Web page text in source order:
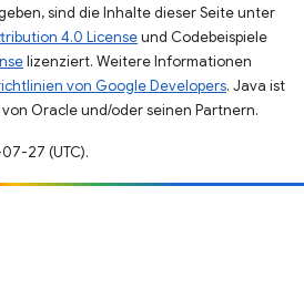
sind die Inhalte dieser Seite unter
4.0 Licenseund Codebeispiele
lizenziert. Weitere Informationen
von Google Developers. Java ist
Oracle und/oder seinen Partnern.
27 (UTC).